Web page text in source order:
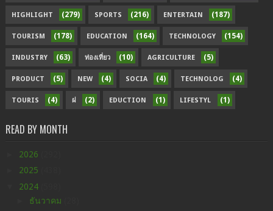
HIGHLIGHT (279) SPORTS (216) ENTERTAIN (187)
TOURISM (178) EDUCATION (164) TECHNOLOGY (154)
INDUSTRY (63) ท่องเที่ยว (10) AGRICULTURE (5)
PRODUCT (5) NEW (4) SOCIA (4) TECHNOLOG (4)
TOURIS (4) ฝ (2) EDUCTION (1) LIFESTYL (1)
READ BY MONTH
2026
2025
2024
ธันวาคม